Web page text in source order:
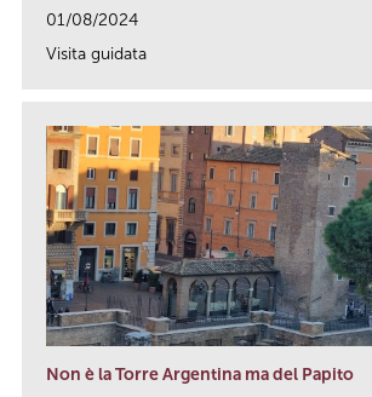
01/08/2024
Visita guidata
Non è la Torre Argentina ma del Papito